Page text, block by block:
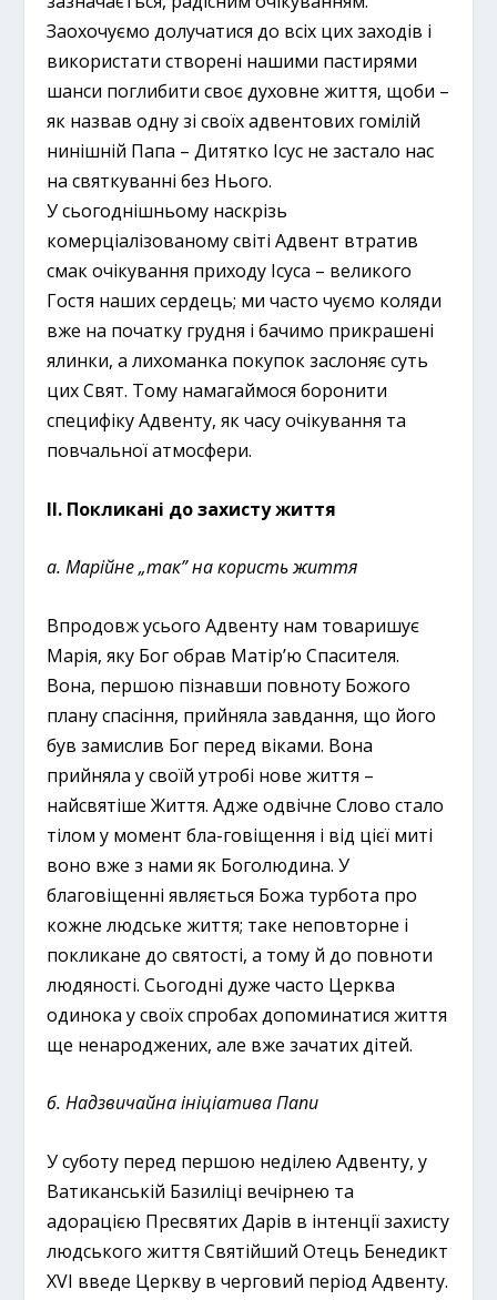
Заохочуємо долучатися до всіх цих заходів і
використати створені нашими пастирями
шанси поглибити своє духовне життя, щоби –
як назвав одну зі своїх адвентових гомілій
нинішній Папа – Дитятко Ісус не застало нас
на святкуванні без Нього.
У сьогоднішньому наскрізь
комерціалізованому світі Адвент втратив
смак очікування приходу Ісуса – великого
Гостя наших сердець; ми часто чуємо коляди
вже на початку грудня і бачимо прикрашені
ялинки, а лихоманка покупок заслоняє суть
цих Свят. Тому намагаймося боронити
специфіку Адвенту, як часу очікування та
повчальної атмосфери.
ІІ. Покликані до захисту життя
а. Марійне „так” на користь життя
Впродовж усього Адвенту нам товаришує
Марія, яку Бог обрав Матір’ю Спасителя.
Вона, першою пізнавши повноту Божого
плану спасіння, прийняла завдання, що його
був замислив Бог перед віками. Вона
прийняла у своїй утробі нове життя –
найсвятіше Життя. Адже одвічне Слово стало
тілом у момент бла-говіщення і від цієї миті
воно вже з нами як Боголюдина. У
благовіщенні являється Божа турбота про
кожне людське життя; таке неповторне і
покликане до святості, а тому й до повноти
людяності. Сьогодні дуже часто Церква
одинока у своїх спробах допоминатися життя
ще ненароджених, але вже зачатих дітей.
б. Надзвичайна ініціатива Папи
У суботу перед першою неділею Адвенту, у
Ватиканській Базиліці вечірнею та
адорацією Пресвятих Дарів в інтенції захисту
людського життя Святійший Отець Бенедикт
XVI введе Церкву в черговий період Адвенту.